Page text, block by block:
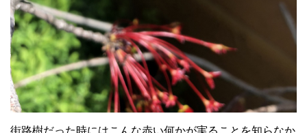
街路樹だった時にはこんな赤い何かが実ることを知らなか